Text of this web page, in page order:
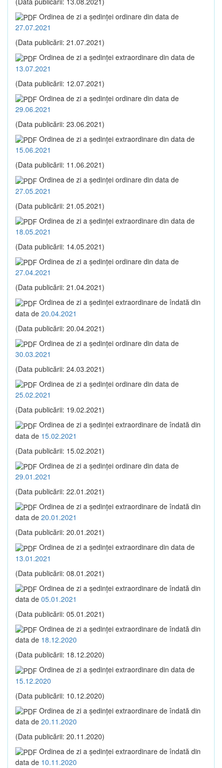
Ordinea de zi a şedinţei ordinare din data de
27.07.2021
(Data publicării: 21.07.2021)
Ordinea de zi a şedinţei extraordinare din data de
13.07.2021
(Data publicării: 12.07.2021)
Ordinea de zi a şedinţei ordinare din data de
29.06.2021
(Data publicării: 23.06.2021)
Ordinea de zi a şedinţei extraordinare din data de
15.06.2021
(Data publicării: 11.06.2021)
Ordinea de zi a şedinţei ordinare din data de
27.05.2021
(Data publicării: 21.05.2021)
Ordinea de zi a şedinţei extraordinare din data de
18.05.2021
(Data publicării: 14.05.2021)
Ordinea de zi a şedinţei ordinare din data de
27.04.2021
(Data publicării: 21.04.2021)
Ordinea de zi a şedinţei extraordinare de îndată din
data de 20.04.2021
(Data publicării: 20.04.2021)
Ordinea de zi a şedinţei ordinare din data de
30.03.2021
(Data publicării: 24.03.2021)
Ordinea de zi a şedinţei ordinare din data de
25.02.2021
(Data publicării: 19.02.2021)
Ordinea de zi a şedinţei extraordinare de îndată din
data de 15.02.2021
(Data publicării: 15.02.2021)
Ordinea de zi a şedinţei ordinare din data de
29.01.2021
(Data publicării: 22.01.2021)
Ordinea de zi a şedinţei extraordinare de îndată din
data de 20.01.2021
(Data publicării: 20.01.2021)
Ordinea de zi a şedinţei extraordinare din data de
13.01.2021
(Data publicării: 08.01.2021)
Ordinea de zi a şedinţei extraordinare de îndată din
data de 05.01.2021
(Data publicării: 05.01.2021)
Ordinea de zi a şedinţei extraordinare de îndată din
data de 18.12.2020
(Data publicării: 18.12.2020)
Ordinea de zi a şedinţei extraordinare din data de
15.12.2020
(Data publicării: 10.12.2020)
Ordinea de zi a şedinţei extraordinare de îndată din
data de 20.11.2020
(Data publicării: 20.11.2020)
Ordinea de zi a şedinţei extraordinare de îndată din
data de 10.11.2020